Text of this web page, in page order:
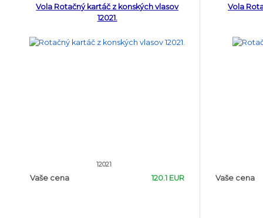
Vola Rotačný kartáč z konských vlasov
12021.
12021
Vaše cena 120.1 EUR
Vola
Vaše cena